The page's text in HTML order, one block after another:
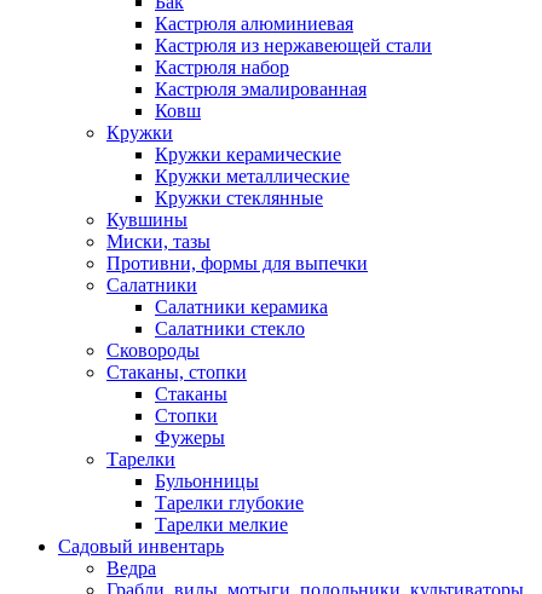
Кастрюля алюминиевая
Кастрюля из нержавеющей стали
Кастрюля набор
Кастрюля эмалированная
Ковш
Кружки
Кружки керамические
Кружки металлические
Кружки стеклянные
Кувшины
Миски, тазы
Противни, формы для выпечки
Салатники
Салатники керамика
Салатники стекло
Сковороды
Стаканы, стопки
Стаканы
Стопки
Фужеры
Тарелки
Бульонницы
Тарелки глубокие
Тарелки мелкие
Садовый инвентарь
Ведра
Грабли, вилы, мотыги, полольники, культиваторы.